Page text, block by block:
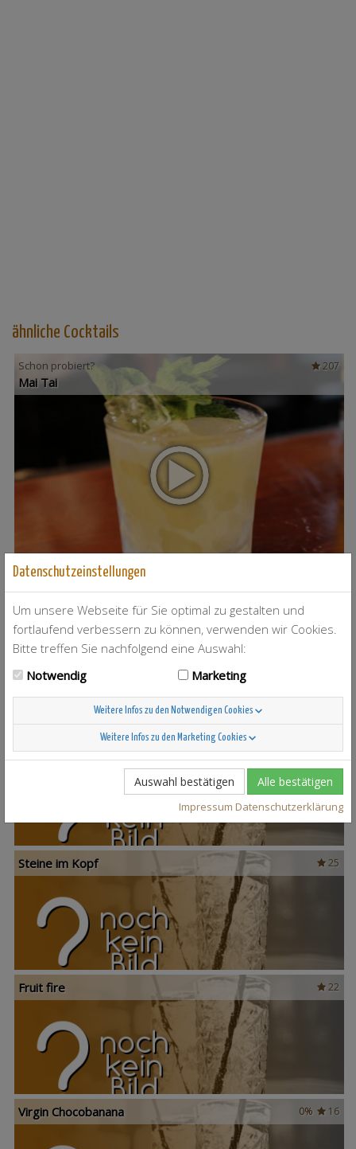
ähnliche Cocktails
207
Schon probiert?
Mai Tai
T-Berry
Scandinavian Sunshine
25
Steine im Kopf
22
Fruit fire
16
0%
Virgin Chocobanana
Datenschutzeinstellungen
Um unsere Webseite für Sie optimal zu gestalten und
fortlaufend verbessern zu können, verwenden wir Cookies.
Bitte treffen Sie nachfolgend eine Auswahl:
Notwendig
Marketing
Weitere Infos zu den Notwendigen Cookies
Weitere Infos zu den Marketing Cookies
Auswahl bestätigen Alle bestätigen
Impressum Datenschutzerklärung